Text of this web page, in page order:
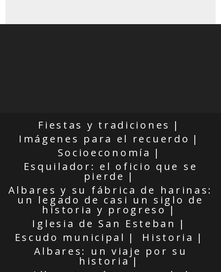
Fiestas y tradiciones
Imágenes para el recuerdo
Socioeconomía
Esquilador: el oficio que se
pierde
Albares y su fábrica de harinas:
un legado de casi un siglo de
historia y progreso
Iglesia de San Esteban
Escudo municipal
Historia
Albares: un viaje por su
historia